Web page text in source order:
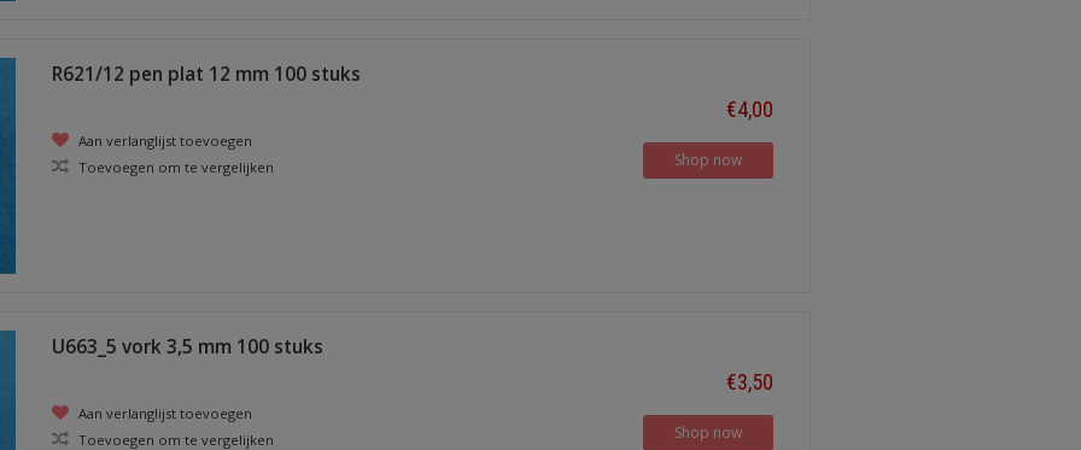
R621/12 pen plat 12 mm 100 stuks
Aan verlanglijst toevoegen
Toevoegen om te vergelijken
€4,00
Shop now
U663_5 vork 3,5 mm 100 stuks
Aan verlanglijst toevoegen
Toevoegen om te vergelijken
€3,50
Shop now